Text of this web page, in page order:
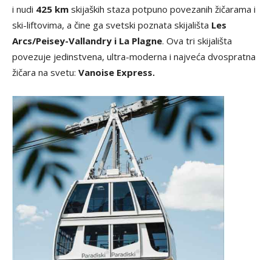
i nudi 425 km skijaških staza potpuno povezanih žičarama i
ski-liftovima, a čine ga svetski poznata skijališta Les
Arcs/Peisey-Vallandry i La Plagne. Ova tri skijališta
povezuje jedinstvena, ultra-moderna i najveća dvospratna
žičara na svetu: Vanoise Express.